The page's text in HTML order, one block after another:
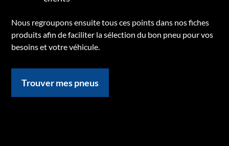
Nous regroupons ensuite tous ces points dans nos fiches
produits afin de faciliter la sélection du bon pneu pour vos
besoins et votre véhicule.
Trouver mes pneus